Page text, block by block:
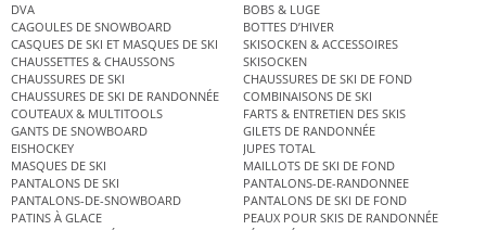
DVA
BOBS & LUGE
CAGOULES DE SNOWBOARD
BOTTES D’HIVER
CASQUES DE SKI ET MASQUES DE SKI
SKISOCKEN & ACCESSOIRES
CHAUSSETTES & CHAUSSONS
SKISOCKEN
CHAUSSURES DE SKI
CHAUSSURES DE SKI DE FOND
CHAUSSURES DE SKI DE RANDONNÉE
COMBINAISONS DE SKI
COUTEAUX & MULTITOOLS
FARTS & ENTRETIEN DES SKIS
GANTS DE SNOWBOARD
GILETS DE RANDONNÉE
EISHOCKEY
JUPES TOTAL
MASQUES DE SKI
MAILLOTS DE SKI DE FOND
PANTALONS DE SKI
PANTALONS-DE-RANDONNEE
PANTALONS-DE-SNOWBOARD
PANTALONS DE SKI DE FOND
PATINS À GLACE
PEAUX POUR SKIS DE RANDONNÉE